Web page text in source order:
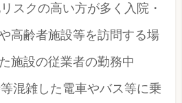
スクの高い方が多く入院・
高齢者施設等を訪問する場
施設の従業者の勤務中
混雑した電車やバス等に乗